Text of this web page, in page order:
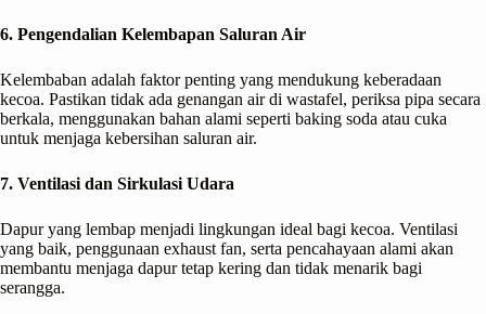
6. Pengendalian Kelembapan Saluran Air
Kelembaban adalah faktor penting yang mendukung keberadaan
kecoa. Pastikan tidak ada genangan air di wastafel, periksa pipa secara
berkala, menggunakan bahan alami seperti baking soda atau cuka
untuk menjaga kebersihan saluran air.
7. Ventilasi dan Sirkulasi Udara
Dapur yang lembap menjadi lingkungan ideal bagi kecoa. Ventilasi
yang baik, penggunaan exhaust fan, serta pencahayaan alami akan
membantu menjaga dapur tetap kering dan tidak menarik bagi
serangga.